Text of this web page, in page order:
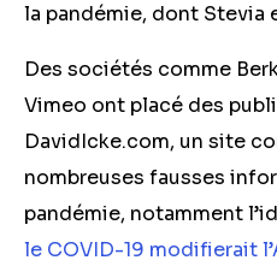
la pandémie, dont Stevia
Des sociétés comme
Vimeo ont placé des
DavidIcke.com, un site
nombreuses fausses
pandémie, notamment
le COVID-19 modifierait